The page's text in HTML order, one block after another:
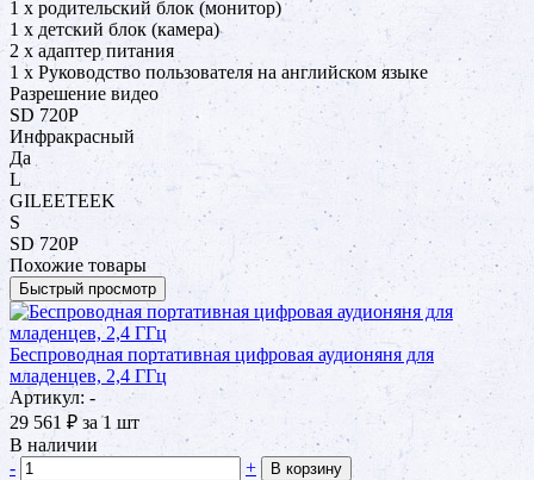
1 х родительский блок (монитор)
1 х детский блок (камера)
2 х адаптер питания
1 х Руководство пользователя на английском языке
Разрешение видео
SD 720P
Инфракрасный
Да
L
GILEETEEK
S
SD 720P
Похожие товары
Быстрый просмотр
Беспроводная портативная цифровая аудионяня для
младенцев, 2,4 ГГц
Артикул: -
29 561 ₽ за 1 шт
В наличии
-
+
В корзину